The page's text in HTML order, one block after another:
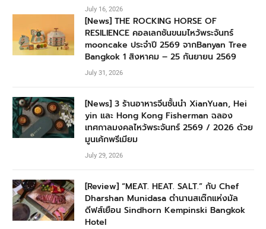
July 16, 2026
[News] THE ROCKING HORSE OF
RESILIENCE คอลเลกชันขนมไหว้พระจันทร์
mooncake ประจำปี 2569 จากBanyan Tree
Bangkok 1 สิงหาคม – 25 กันยายน 2569
July 31, 2026
[News] 3 ร้านอาหารจีนชั้นนำ XianYuan, Hei
yin และ Hong Kong Fisherman ฉลอง
เทศกาลมงคลไหว้พระจันทร์ 2569 / 2026 ด้วย
มูนเค้กพรีเมียม
July 29, 2026
[Review] “MEAT. HEAT. SALT.” กับ Chef
Dharshan Munidasa ตำนานสเต๊กแห่งมัล
ดีฟส์เยือน Sindhorn Kempinski Bangkok
Hotel